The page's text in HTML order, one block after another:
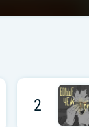
2